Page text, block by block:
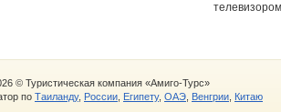
© Туристическая компания «Амиго-Турс»
по Таиланду, России Египету, ОАЭ Венгрии Китаю